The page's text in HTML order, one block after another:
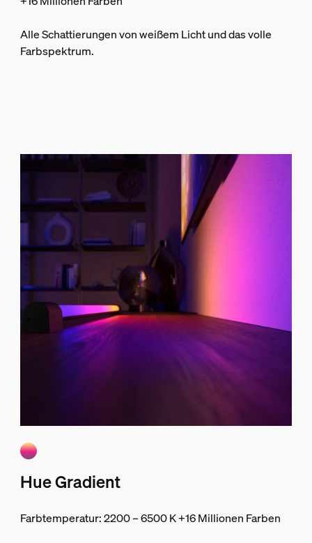
Alle Schattierungen von weißem Licht und das volle
Farbspektrum.
Hue Gradient
Farbtemperatur: 2200 – 6500 K +16 Millionen Farben